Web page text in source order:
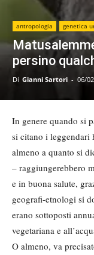
antropologia genetica
persino
Di Gianni Sartori - 06/
In genere quando si
si citano i leggendari
almeno a quanto si
– raggiungerebbero
e in buona salute,
geografi-etnologi si
erano sottoposti
vegetariana e
O almeno, va